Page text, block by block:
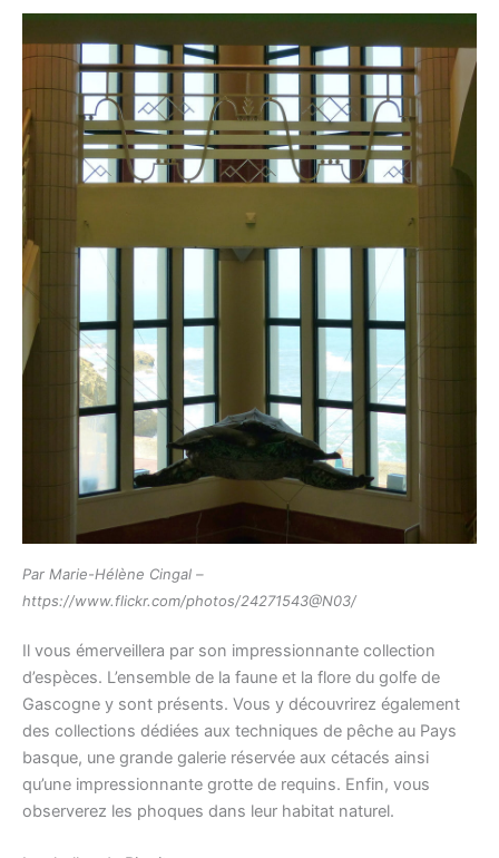
Par Marie-Hélène Cingal –
https://www.flickr.com/photos/24271543@N03/
Il vous émerveillera par son impressionnante collection
d’espèces. L’ensemble de la faune et la flore du golfe de
Gascogne y sont présents. Vous y découvrirez également
des collections dédiées aux techniques de pêche au Pays
basque, une grande galerie réservée aux cétacés ainsi
qu’une impressionnante grotte de requins. Enfin, vous
observerez les phoques dans leur habitat naturel.